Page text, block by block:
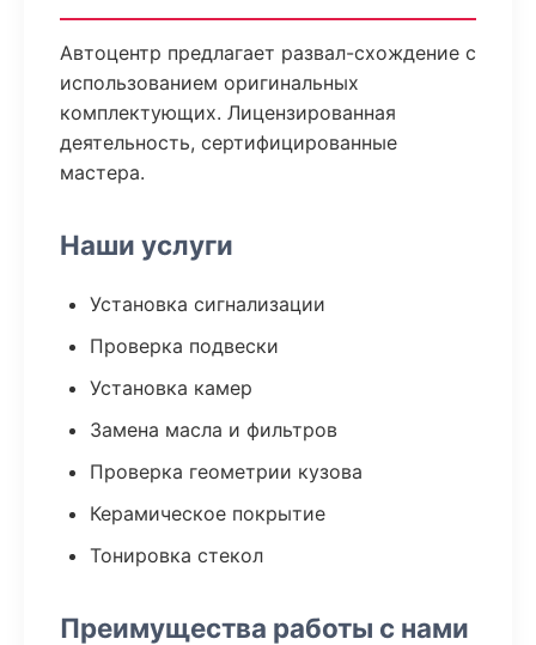
Автоцентр предлагает развал-схождение с
использованием оригинальных
комплектующих. Лицензированная
деятельность, сертифицированные
мастера.
Наши услуги
Установка сигнализации
Проверка подвески
Установка камер
Замена масла и фильтров
Проверка геометрии кузова
Керамическое покрытие
Тонировка стекол
Преимущества работы с нами